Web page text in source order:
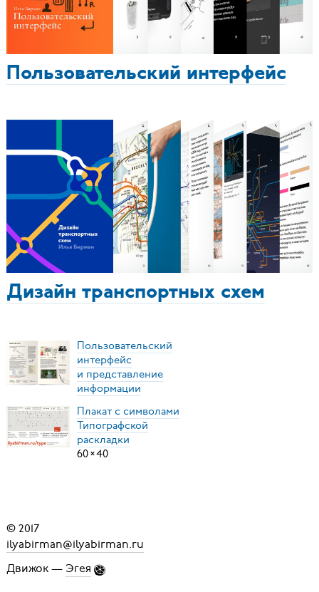
Пользовательский интерфейс
Дизайн транспортных схем
Пользовательский
интерфейс
и представление
информации
Плакат с символами
Типографской
раскладки
60×40
© 2017
ilyabirman@ilyabirman.ru
Движок — Эгея